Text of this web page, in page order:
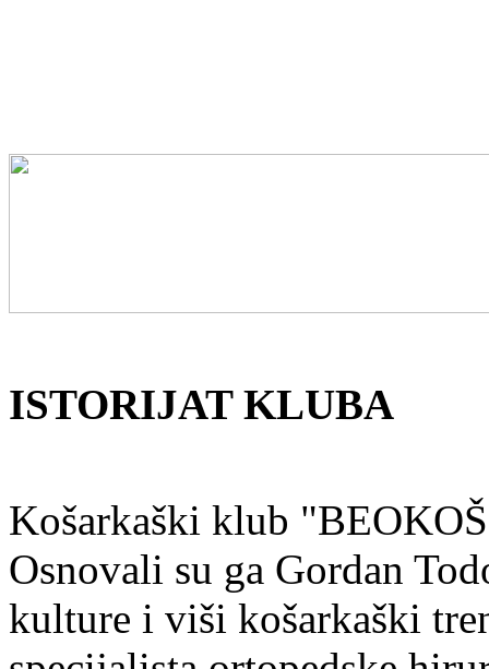
ISTORIJAT KLUBA
Košarkaški klub
Osnovali su ga Gordan
kulture i viši košarkaški